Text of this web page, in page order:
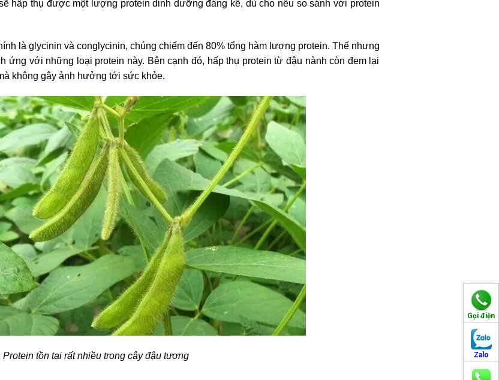
Gọi điện
Zalo
hấp thụ được một lượng protein dinh dưỡng đáng kể, dù cho nếu so sánh với protein
là glycinin và conglycinin, chúng chiếm đến 80% tổng hàm lượng protein. Thế nhưng
ứng với những loại protein này. Bên cạnh đó, hấp thụ protein từ đậu nành còn đem lại
không gây ảnh hưởng tới sức khỏe.
Protein tồn tại rất nhiều trong cây đậu tương